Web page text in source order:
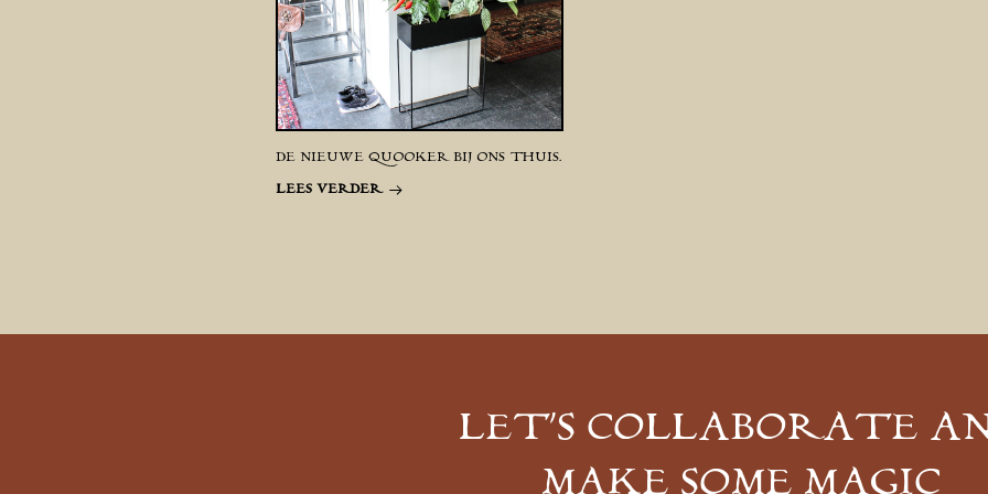
DE NIEUWE QUOOKER BIJ ONS THUIS.
LEES VERDER
LET’S COLLABORATE
MAKE SOME MAGIC